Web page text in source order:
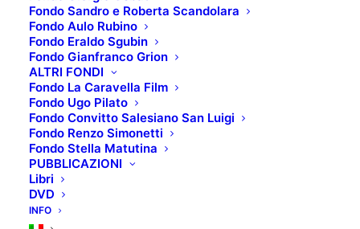
Fondo Sandro e Roberta Scandolara
Fondo Aulo Rubino
Fondo Eraldo Sgubin
Fondo Gianfranco Grion
ALTRI FONDI
Fondo La Caravella Film
Fondo Ugo Pilato
Fondo Convitto Salesiano San Luigi
Fondo Renzo Simonetti
Fondo Stella Matutina
PUBBLICAZIONI
Libri
DVD
INFO
Anno di produzione: 2000
Paese produzione: Corea del Sud
Genere: Drammatico
TRAMA:
Hee-Jin di giorno vende cibo e di notte il suo corpo.
Un giorno sull’isola arriva un ex-poliziotto, Hyn-Shik
che ha ucciso la sua fidanzata che gli era infedele.
Tormentato dai rimorsi tenta di uccidersi ma Hee-Jin
prima lo salvo poi lo seduce. Per Hyun-Shik fare
sesso con lei diventa una sorta di droga per lenire la